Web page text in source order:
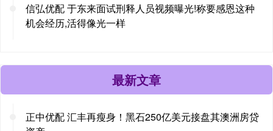
信弘优配 于东来面试刑释人员视频曝光!称要感恩这种
机会经历,活得像光一样
最新文章
正中优配 汇丰再瘦身！黑石250亿美元接盘其澳洲房贷